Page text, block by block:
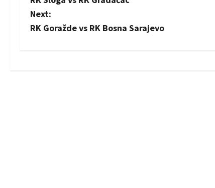
o
s
Next:
RK Goražde vs RK Bosna Sarajevo